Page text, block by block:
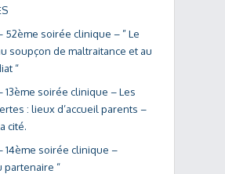
52ème soirée clinique – ” Le
soupçon de maltraitance et au
“
13ème soirée clinique – Les
: lieux d’accueil parents –
cité.
14ème soirée clinique –
partenaire “